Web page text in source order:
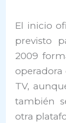
El inicio
previsto
2009
operadora
TV,
también
otra